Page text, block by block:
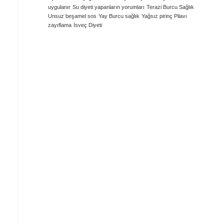
uygulanır Su diyeti yapanların yorumları Terazi Burcu Sağlık
Unsuz beşamel sos Yay Burcu sağlık Yağsız pirinç Pilavı
zayıflama İsveç Diyeti